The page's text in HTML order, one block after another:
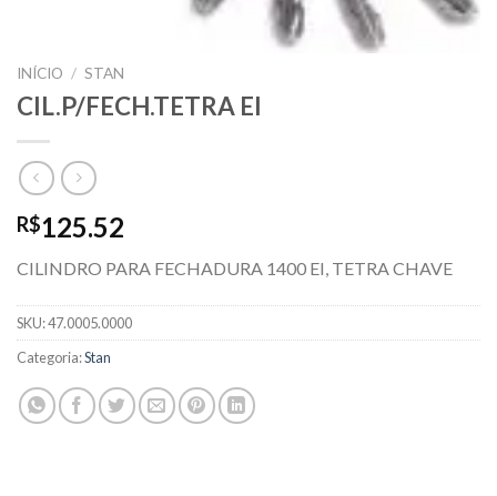
INÍCIO / STAN
CIL.P/FECH.TETRA EI
R$125.52
CILINDRO PARA FECHADURA 1400 EI, TETRA CHAVE
SKU:47.0005.0000
Categoria:Stan